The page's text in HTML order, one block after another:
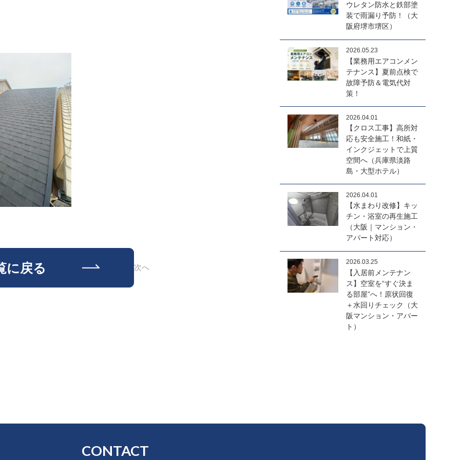
に戻る 次へ
ウレタン防水と鉄部塗
装で雨漏り予防！（大
阪府堺市堺区）
2026.05.23
【業務用エアコンメン
テナンス】夏前点検で
故障予防＆電気代対
策！
2026.04.01
【クロス工事】高所対
応も安全施工！和紙・
インクジェットで上質
空間へ（兵庫県淡路
島・大型ホテル）
2026.04.01
【水まわり改修】キッ
チン・浴室の再生施工
（大阪｜マンション・
アパート対応）
2026.03.25
【入居前メンテナン
ス】空室を“すぐ決ま
る部屋”へ！原状回復
＋水回りチェック（大
阪マンション・アパー
ト）
CONTACT